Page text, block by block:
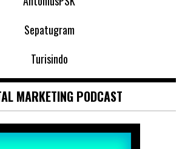
Sepatugram
Turisindo
MARKETING PODCAST